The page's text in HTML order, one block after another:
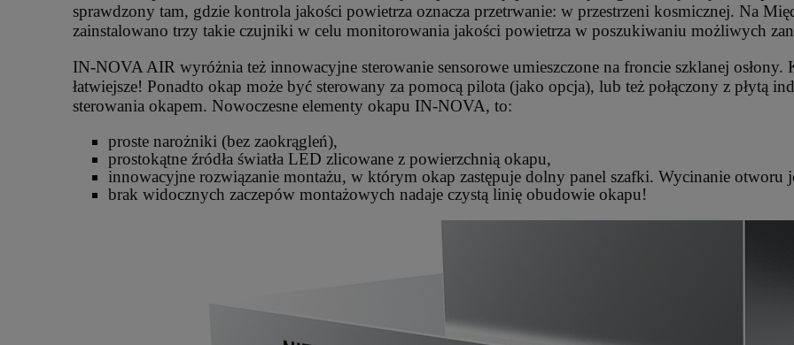
sprawdzony tam, gdzie kontrola jakości powietrza oznacza przetrwanie: w przestrzeni kosmicznej. Na
zainstalowano trzy takie czujniki w celu monitorowania jakości powietrza w poszukiwaniu możliwych
IN-NOVA AIR wyróżnia też innowacyjne sterowanie sensorowe umieszczone na froncie szklanej osłony.
łatwiejsze! Ponadto okap może być sterowany za pomocą pilota (jako opcja), lub też połączony z płytą
sterowania okapem. Nowoczesne elementy okapu IN-NOVA, to:
proste narożniki (bez zaokrągleń),
prostokątne źródła światła LED zlicowane z powierzchnią okapu,
innowacyjne rozwiązanie montażu, w którym okap zastępuje dolny panel szafki. Wycinanie otworu
brak widocznych zaczepów montażowych nadaje czystą linię obudowie okapu!